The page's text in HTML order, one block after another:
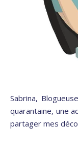
Sabrina,
quarantaine, une
partager mes